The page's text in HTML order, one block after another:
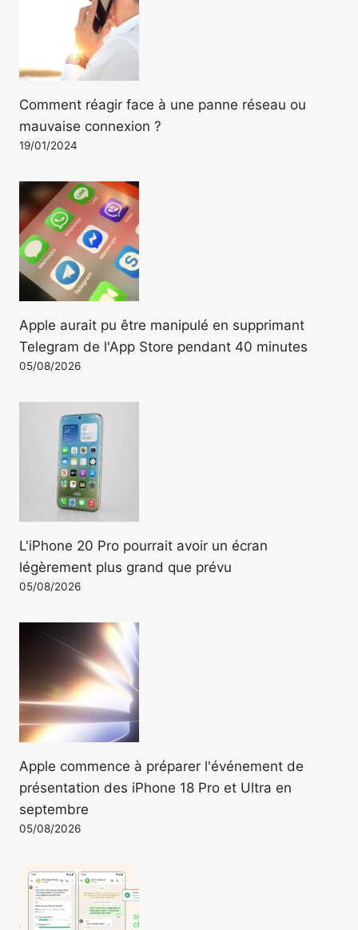
Comment réagir face à une panne réseau ou
mauvaise connexion ?
19/01/2024
Apple aurait pu être manipulé en supprimant
Telegram de l'App Store pendant 40 minutes
05/08/2026
L'iPhone 20 Pro pourrait avoir un écran
légèrement plus grand que prévu
05/08/2026
Apple commence à préparer l'événement de
présentation des iPhone 18 Pro et Ultra en
septembre
05/08/2026